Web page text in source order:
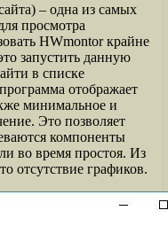
– одна из самых
просмотра
HWmontor крайне
запустить данную
в списке
отображает
минимальное и
Это позволяет
компоненты
во время простоя. Из
отсутствие графиков.